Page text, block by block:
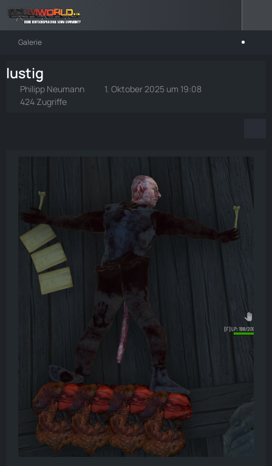
Galerie
lustig
Philipp Neumann
1. Oktober 2025 um 19:08
424 Zugriffe